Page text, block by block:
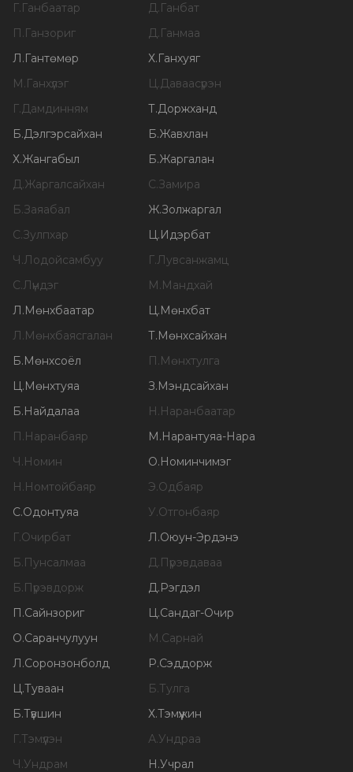
Г.Ганбаатар Д.Ганбат
П.Ганзориг Д.Ганмаа
Л.Гантөмөр Х.Ганхуяг
М.Ганхүлэг Ц.Даваасүрэн
Г.Дамдинням Т.Доржханд
Б.Дэлгэрсайхан Б.Жавхлан
Х.Жангабыл Б.Жаргалан
Д.Жаргалсайхан С.Замира
Б.Заяабал Ж.Золжаргал
С.Зулпхар Ц.Идэрбат
Ч.Лодойсамбуу Г.Лувсанжамц
С.Лүндэг М.Мандхай
Л.Мөнхбаатар Ц.Мөнхбат
Л.Мөнхбаясгалан Т.Мөнхсайхан
Б.Мөнхсоёл П.Мөнхтулга
Ц.Мөнхтуяа З.Мэндсайхан
Б.Найдалаа Н.Наранбаатар
П.Наранбаяр М.Нарантуяа-Нара
Ч.Номин О.Номинчимэг
Н.Номтойбаяр Э.Одбаяр
С.Одонтуяа У.Отгонбаяр
Г.Очирбат Л.Оюун-Эрдэнэ
Б.Пунсалмаа Д.Пүрэвдаваа
Б.Пүрэвдорж Д.Рэгдэл
П.Сайнзориг Ц.Сандаг-Очир
О.Саранчулуун М.Сарнай
Л.Соронзонболд Р.Сэддорж
Ц.Туваан Б.Тулга
Б.Түвшин Х.Тэмүүжин
Г.Тэмүүлэн А.Ундраа
Ч.Ундрам Н.Учрал